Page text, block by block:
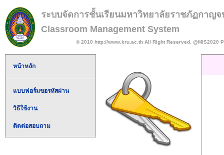
ระบบจัดการชั้นเรียนมหาวิทยาลัยราชภัฏกาญจ
Classroom Management System
© 2010 http://www.kru.ac.th All Right Reserved. @MIS2020
หน้าหลัก
แบบฟอร์มขอรหัสผ่าน
วิธีใช้งาน
ติดต่อสอบถาม